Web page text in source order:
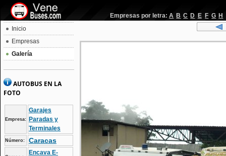
Empresas por letra: A B C D E F G H
Inicio
Empresas
Galería
AUTOBUS EN LA
FOTO
Empresa:
Garajes
Paradas y
Terminales
Número: Caracas
Encava E-